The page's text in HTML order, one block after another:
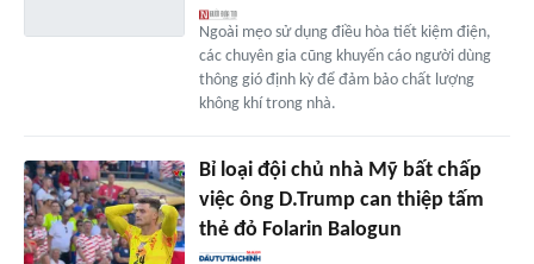
Ngoài mẹo sử dụng điều hòa tiết kiệm điện,
các chuyên gia cũng khuyến cáo người dùng
thông gió định kỳ để đảm bảo chất lượng
không khí trong nhà.
Bỉ loại đội chủ nhà Mỹ bất chấp
việc ông D.Trump can thiệp tấm
thẻ đỏ Folarin Balogun